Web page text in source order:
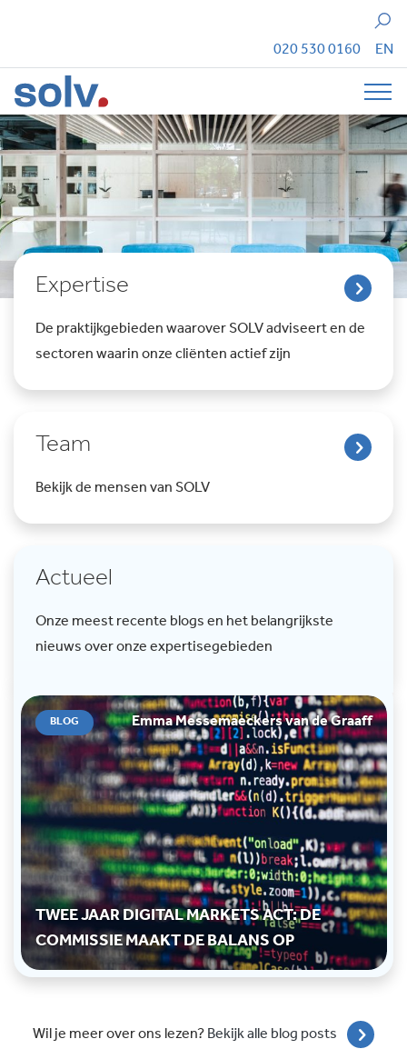
Zoeken
020 530 0160 EN
Actueel
Onze meest recente blogs en het belangrijkste
nieuws over onze expertisegebieden
Expertise
De praktijkgebieden waarover SOLV adviseert en de
sectoren waarin onze cliënten actief zijn
Team
Bekijk de mensen van SOLV
BLOG Emma Messemaeckers van de Graaff
TWEE JAAR DIGITAL MARKETS ACT: DE
COMMISSIE MAAKT DE BALANS OP
Wil je meer over ons lezen? Bekijk alle blog posts